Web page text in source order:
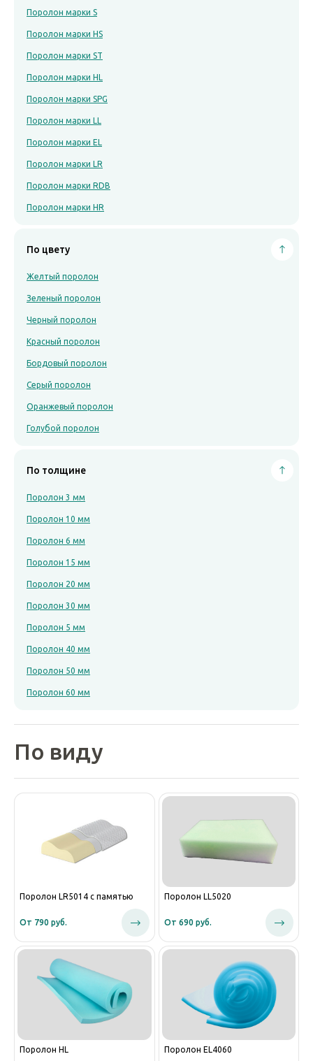
Поролон марки S
Поролон марки HS
Поролон марки ST
Поролон марки HL
Поролон марки SPG
Поролон марки LL
Поролон марки EL
Поролон марки LR
Поролон марки RDB
Поролон марки HR
По цвету
Желтый поролон
Зеленый поролон
Черный поролон
Красный поролон
Бордовый поролон
Серый поролон
Оранжевый поролон
Голубой поролон
По толщине
Поролон 3 мм
Поролон 10 мм
Поролон 6 мм
Поролон 15 мм
Поролон 20 мм
Поролон 30 мм
Поролон 5 мм
Поролон 40 мм
Поролон 50 мм
Поролон 60 мм
По виду
Поролон LR5014 с памятью
От 790 руб.
Поролон LL5020
От 690 руб.
Поролон HL Поролон EL4060